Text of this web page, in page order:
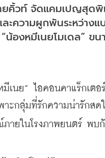
ยคิ้วท์ จัดแคมเปญสุด
ความผูกพันระหว่างแ
องหมีเนยโมเดล” ขน
นย” ไอคอนคาแร็กเตอ
ะกลุ่มที่รักความน่ารักสด
ภายในโรงภาพยนตร์ พบ